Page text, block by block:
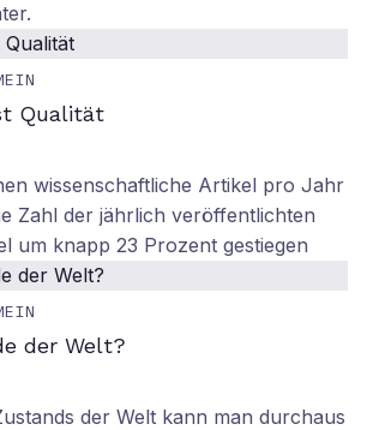
Qualität
wissenschaftliche Artikel pro Jahr
Zahl der jährlich veröffentlichten
um knapp 23 Prozent gestiegen
der Welt?
der Welt kann man durchaus